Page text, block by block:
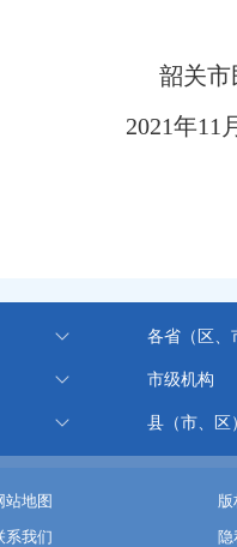
关市民
年11月
各省（区、
市级机构
县（市、区
站地图
系我们
隐